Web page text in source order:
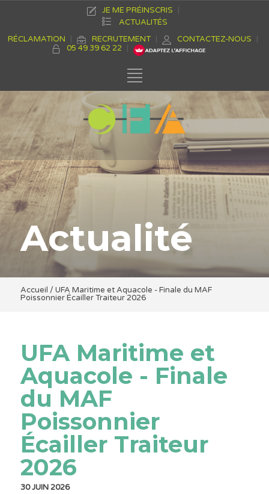
JE ME PRÉINSCRIS
ACTUALITÉS
RÉCLAMATION
RECRUTEMENT
CONTACTEZ-NOUS
05 49 39 62 22
Actualité
Accueil / UFA Maritime et Aquacole - Finale du MAF
Poissonnier Écailler Traiteur 2026
UFA Maritime et
Aquacole - Finale
du MAF
Poissonnier
Écailler Traiteur
2026
30 JUIN 2026